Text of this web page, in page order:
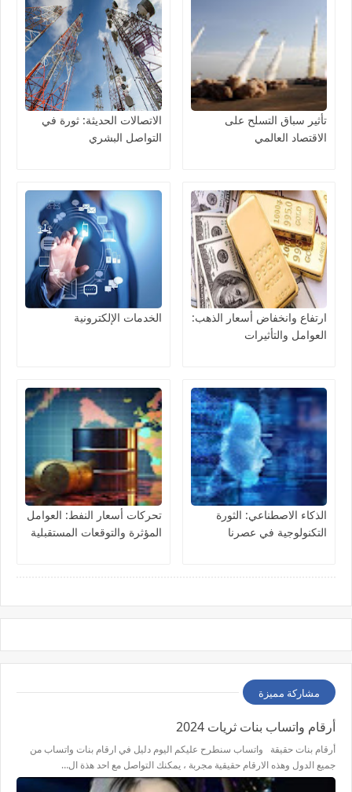
تأثير سباق التسلح على
الاقتصاد العالمي
الاتصالات الحديثة: ثورة في
التواصل البشري
ارتفاع وانخفاض أسعار الذهب:
العوامل والتأثيرات
الخدمات الإلكترونية
الذكاء الاصطناعي: الثورة
التكنولوجية في عصرنا
تحركات أسعار النفط: العوامل
المؤثرة والتوقعات المستقبلية
مشاركة مميزة
أرقام واتساب بنات ثريات 2024
أرقام بنات حقيقة واتساب سنطرح عليكم اليوم دليل في ارقام بنات واتساب من
جميع الدول وهذه الارقام حقيقية مجربة ، يمكنك التواصل مع احد هذة ال…